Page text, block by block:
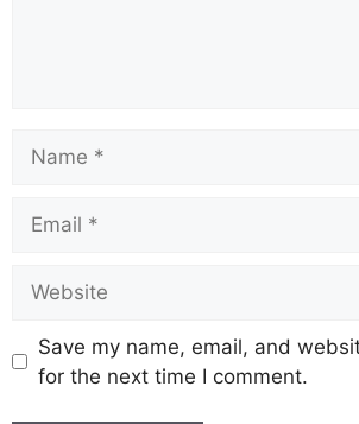
Save my name, email, and
for the next time I comment.